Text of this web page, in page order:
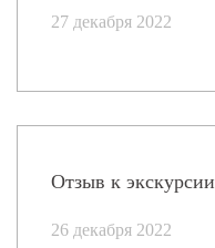
27 декабря 2022
Отзыв к экскурсии
26 декабря 2022